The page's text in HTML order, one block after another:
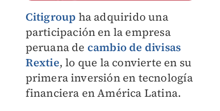
Citigroup ha adquirido una
participación en la empresa
peruana de cambio de divisas
Rextie, lo que la convierte en su
primera inversión en tecnología
financiera en América Latina.